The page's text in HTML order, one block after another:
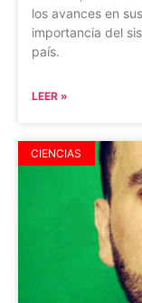
los avances en
importancia del
país.
LEER »
CIENCIAS